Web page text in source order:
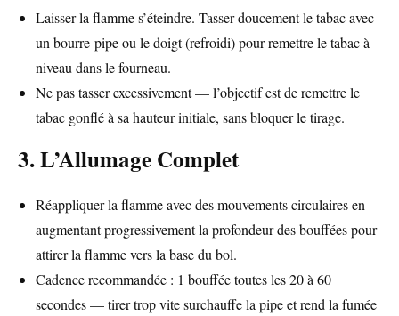
Laisser la flamme s’éteindre. Tasser doucement le tabac avec
un bourre-pipe ou le doigt (refroidi) pour remettre le tabac à
niveau dans le fourneau.
Ne pas tasser excessivement — l’objectif est de remettre le
tabac gonflé à sa hauteur initiale, sans bloquer le tirage.
3. L’Allumage Complet
Réappliquer la flamme avec des mouvements circulaires en
augmentant progressivement la profondeur des bouffées pour
attirer la flamme vers la base du bol.
Cadence recommandée : 1 bouffée toutes les 20 à 60
secondes — tirer trop vite surchauffe la pipe et rend la fumée